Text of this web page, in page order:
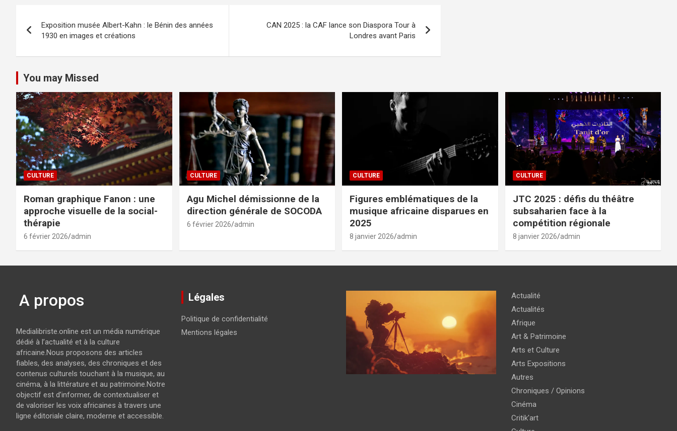
de
l’article
Exposition musée Albert-Kahn : le Bénin des années
1930 en images et créations
CAN 2025 : la CAF lance son Diaspora Tour à
Londres avant Paris
You may Missed
CULTURE
Roman graphique Fanon : une
approche visuelle de la social-
thérapie
6 février 2026 admin
CULTURE
Agu Michel démissionne de la
direction générale de SOCODA
6 février 2026 admin
CULTURE
Figures emblématiques de la
musique africaine disparues en
2025
8 janvier 2026 admin
CULTURE
JTC 2025 : défis du théâtre
subsaharien face à la
compétition régionale
8 janvier 2026 admin
A propos
Medialibriste.online est un média numérique
dédié à l’actualité et à la culture
africaine.Nous proposons des articles
fiables, des analyses, des chroniques et des
contenus culturels touchant à la musique, au
cinéma, à la littérature et au patrimoine.Notre
objectif est d’informer, de contextualiser et
de valoriser les voix africaines à travers une
ligne éditoriale claire, moderne et accessible.
Légales
Politique de confidentialité
Mentions légales
Actualité
Actualités
Afrique
Art & Patrimoine
Arts et Culture
Arts Expositions
Autres
Chroniques / Opinions
Cinéma
Critik'art